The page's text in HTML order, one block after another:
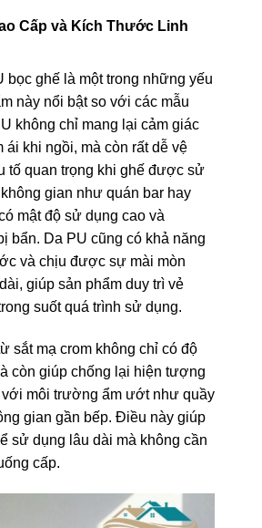
Cấp và Kích Thước Linh
bọc ghế là một trong những yếu
này nổi bật so với các mẫu
không chỉ mang lại cảm giác
ái khi ngồi, mà còn rất dễ vệ
tố quan trọng khi ghế được sử
gian như quán bar hay
mật độ sử dụng cao và
bẩn. Da PU cũng có khả năng
và chịu được sự mài mòn
giúp sản phẩm duy trì vẻ
suốt quá trình sử dụng.
sắt mạ crom không chỉ có độ
còn giúp chống lại hiện tượng
môi trường ẩm ướt như quầy
gian gần bếp. Điều này giúp
sử dụng lâu dài mà không cần
cấp.